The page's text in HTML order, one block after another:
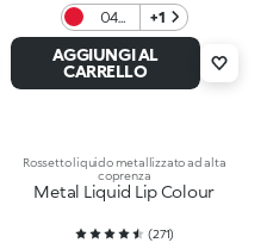
04
Red
Desire
+1
AGGIUNGI AL
CARRELLO
Rossetto liquido metallizzato ad alta
coprenza
Metal Liquid Lip Colour
(271)